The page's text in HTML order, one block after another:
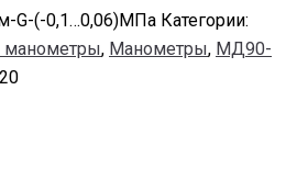
G-(-0,1…0,06)МПа Категории:
манометры, Манометры, МД90-